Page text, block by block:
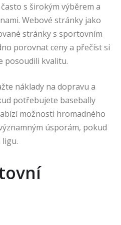
s širokým výběrem a
Webové stránky jako
stránky s sportovním
porovnat ceny a přečíst si
posoudili kvalitu.
náklady na dopravu a
potřebujete basebally
možnosti hromadného
úsporám, pokud